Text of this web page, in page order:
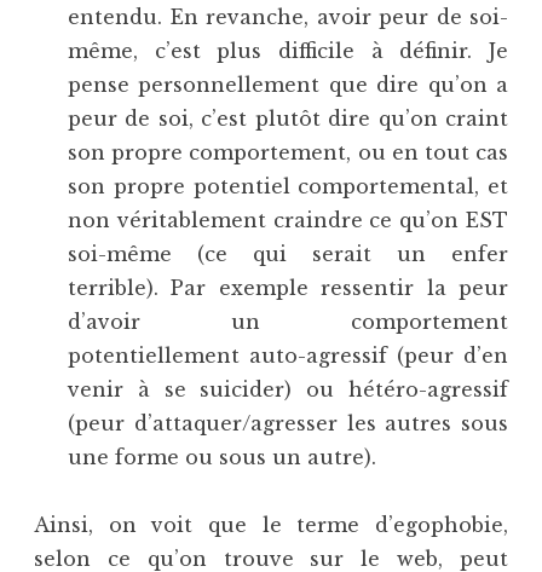
entendu. En revanche, avoir peur de soi-
même, c’est plus difficile à définir. Je
pense personnellement que dire qu’on a
peur de soi, c’est plutôt dire qu’on craint
son propre comportement, ou en tout cas
son propre potentiel comportemental, et
non véritablement craindre ce qu’on EST
soi-même (ce qui serait un enfer
terrible). Par exemple ressentir la peur
d’avoir un comportement
potentiellement auto-agressif (peur d’en
venir à se suicider) ou hétéro-agressif
(peur d’attaquer/agresser les autres sous
une forme ou sous un autre).
Ainsi, on voit que le terme d’egophobie,
selon ce qu’on trouve sur le web, peut